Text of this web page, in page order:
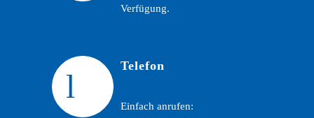
Verfügung.
Telefon
Einfach anrufen: